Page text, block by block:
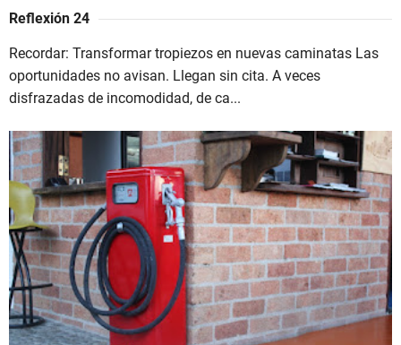
Reflexión 24
Recordar: Transformar tropiezos en nuevas caminatas Las
oportunidades no avisan. Llegan sin cita. A veces
disfrazadas de incomodidad, de ca...